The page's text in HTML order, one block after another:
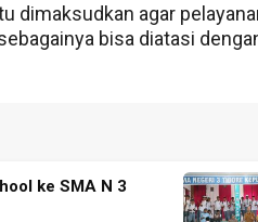
dimaksudkan agar
bisa diatasi
ke SMA N 3